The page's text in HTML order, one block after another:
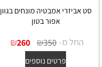
סט אביזרי אמבטיה מונחים בגוון
אפור בטון
החל מ- ₪350
₪260
פרטים נוספים